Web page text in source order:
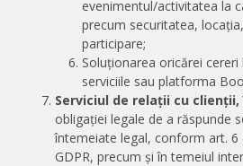
evenimentul/activitatea la
precum securitatea,
participare;
Soluționarea oricărei cereri
serviciile sau platforma
Serviciul de relații cu clienții,
obligației legale de a răspunde
întemeiate legal, conform art. 6
GDPR, precum și în temeiul